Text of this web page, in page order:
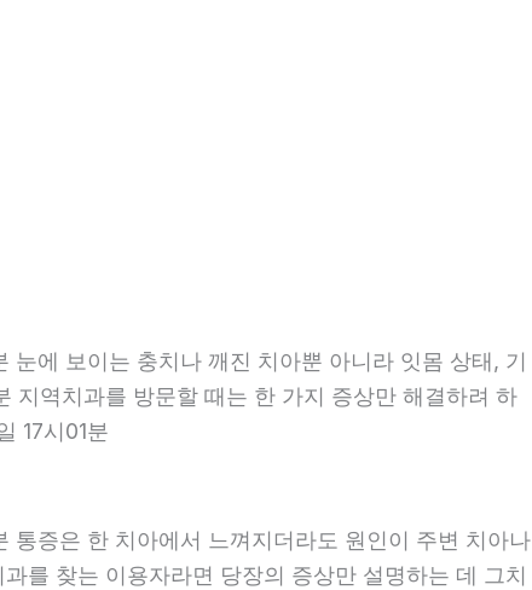
에 보이는 충치나 깨진 치아뿐 아니라 잇몸 상태, 기
지역치과를 방문할 때는 한 가지 증상만 해결하려 하
17시01분
증은 한 치아에서 느껴지더라도 원인이 주변 치아나
를 찾는 이용자라면 당장의 증상만 설명하는 데 그치